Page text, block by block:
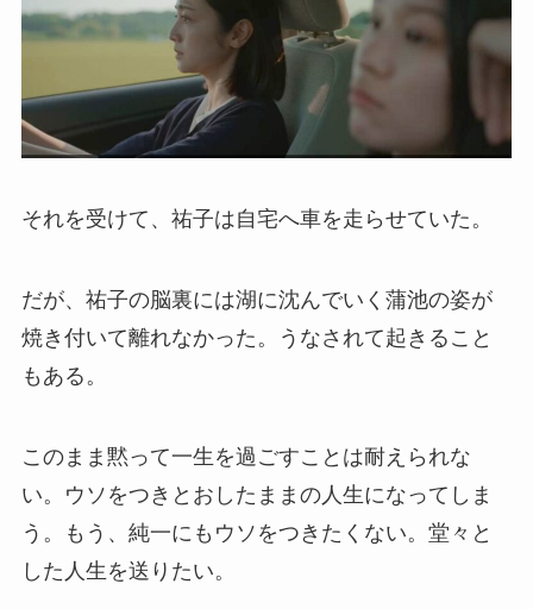
それを受けて、祐子は自宅へ車を走らせていた。
だが、祐子の脳裏には湖に沈んでいく蒲池の姿が
焼き付いて離れなかった。うなされて起きること
もある。
このまま黙って一生を過ごすことは耐えられな
い。ウソをつきとおしたままの人生になってしま
う。もう、純一にもウソをつきたくない。堂々と
した人生を送りたい。